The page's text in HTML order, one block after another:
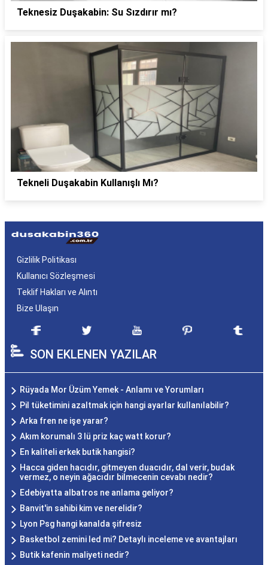
Teknesiz Duşakabin: Su Sızdırır mı?
Tekneli Duşakabin Kullanışlı Mı?
Gizlilik Politikası
Kullanıcı Sözleşmesi
Teklif Hakları ve Alıntı
Bize Ulaşın
SON EKLENEN YAZILAR
Rüyada Mor Üzüm Yemek - Anlamı ve Yorumları
Pil tüketimini azaltmak için hangi ayarlar kullanılabilir?
Arka fren ne işe yarar?
Akım korumalı 3 lü priz kaç watt korur?
En kaliteli erkek butik hangisi?
Hacca giden hacıdır, gitmeyen duacıdır, dal verir, budak
vermez, o neyin ağacıdır bilmecenin cevabı nedir?
Edebiyatta albatros ne anlama geliyor?
Banvit'in sahibi kim ve nerelidir?
Lyon Psg hangi kanalda şifresiz
Basketbol zemini led mi? Detaylı inceleme ve avantajları
Butik kafenin maliyeti nedir?